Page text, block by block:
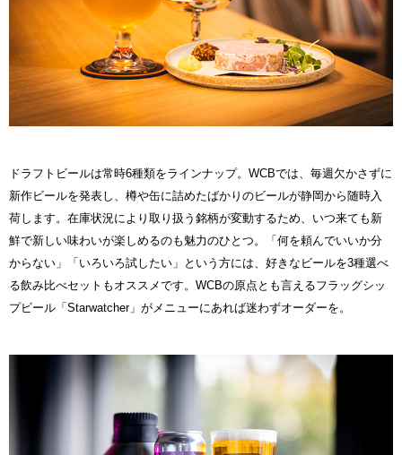
ドラフトビールは常時6種類をラインナップ。WCBでは、毎週欠かさずに
新作ビールを発表し、樽や缶に詰めたばかりのビールが静岡から随時入
荷します。在庫状況により取り扱う銘柄が変動するため、いつ来ても新
鮮で新しい味わいが楽しめるのも魅力のひとつ。「何を頼んでいいか分
からない」「いろいろ試したい」という方には、好きなビールを3種選べ
る飲み比べセットもオススメです。WCBの原点とも言えるフラッグシッ
プビール「Starwatcher」がメニューにあれば迷わずオーダーを。